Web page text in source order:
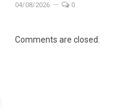
04/08/2026 0
Comments are closed.